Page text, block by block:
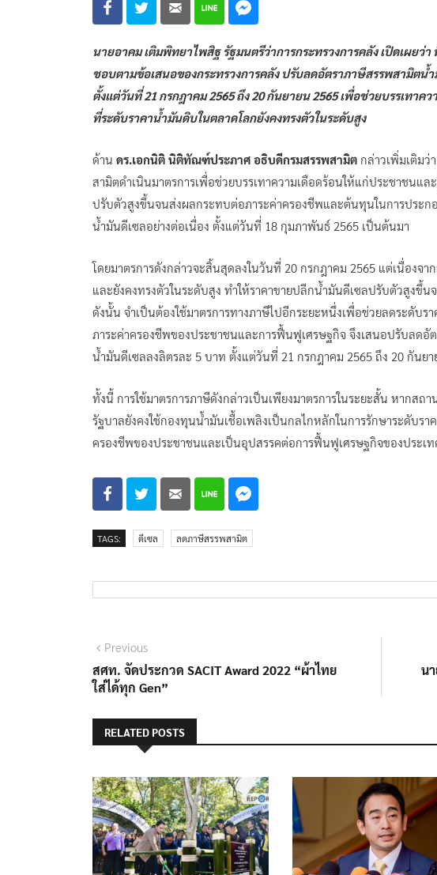
นายอาคม เติมพิทยาไพสิฐ รัฐมนตรีว่าการกระทรวงการคลัง เปิดเผย
ชอบตามข้อเสนอของกระทรวงการคลัง ปรับลดอัตราภาษีสรรพสามิตน้ำ
ตั้งแต่วันที่ 21 กรกฎาคม 2565 ถึง 20 กันยายน 2565 เพื่อช่วยบรรเทา
ที่ระดับราคาน้ำมันดิบในตลาดโลกยังคงทรงตัวในระดับสูง
ด้าน ดร.เอกนิติ นิติทัณฑ์ประภาศ อธิบดีกรมสรรพสามิต กล่าวเพิ่มเติมว่
สามิตดำเนินมาตรการเพื่อช่วยบรรเทาความเดือดร้อนให้แก่ประชาชนแ
ปรับตัวสูงขึ้นจนส่งผลกระทบต่อภาระค่าครองชีพและต้นทุนในการประก
น้ำมันดีเซลอย่างต่อเนื่อง ตั้งแต่วันที่ 18 กุมภาพันธ์ 2565 เป็นต้นมา
โดยมาตรการดังกล่าวจะสิ้นสุดลงในวันที่ 20 กรกฎาคม 2565 แต่เนื่องจ
และยังคงทรงตัวในระดับสูง ทำให้ราคาขายปลีกน้ำมันดีเซลปรับตัวสูงขึ้
ดังนั้น จำเป็นต้องใช้มาตรการทางภาษีไปอีกระยะหนึ่งเพื่อช่วยลดระดับ
ภาระค่าครองชีพของประชาชนและการฟื้นฟูเศรษฐกิจ จึงเสนอปรับลด
น้ำมันดีเซลลงลิตรละ 5 บาท ตั้งแต่วันที่ 21 กรกฎาคม 2565 ถึง 20 กันยา
ทั้งนี้ การใช้มาตรการภาษีดังกล่าวเป็นเพียงมาตรการในระยะสั้น หากสถ
รัฐบาลยังคงใช้กองทุนน้ำมันเชื้อเพลิงเป็นกลไกหลักในการรักษาระดับร
ครองชีพของประชาชนและเป็นอุปสรรคต่อการฟื้นฟูเศรษฐกิจของประเท
TAGS: ดีเซล ลดภาษีสรรพสามิต
แนะแนว
เรื่อง
PreviousPrevious
post:
สศท. จัดประกวด SACIT Award 2022 “ผ้าไทย
ใส่ได้ทุก Gen”
น
RELATED POSTS